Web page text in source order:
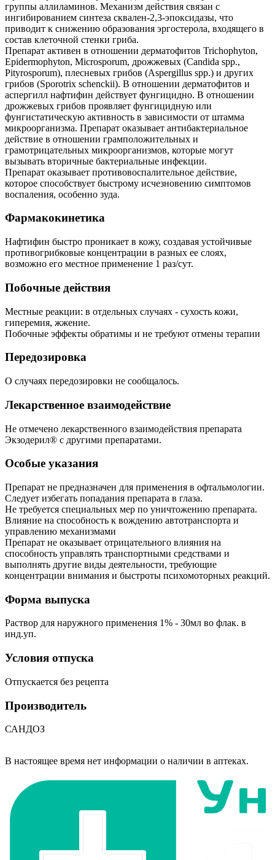
группы аллиламинов. Механизм действия связан с
ингибированием синтеза сквален-2,3-эпоксидазы, что
приводит к снижению образования эргостерола, входящего в
состав клеточной стенки гриба.
Препарат активен в отношении дерматофитов Trichophyton,
Epidermophyton, Microsporum, дрожжевых (Candida spp.,
Pityrosporum), плесневых грибов (Aspergillus spp.) и других
грибов (Sporotrix schenckii). В отношении дерматофитов и
аспергилл нафтифин действует фунгицидно. В отношении
дрожжевых грибов проявляет фунгицидную или
фунгистатическую активность в зависимости от штамма
микроорганизма. Препарат оказывает антибактериальное
действие в отношении грамположительных и
грамотрицательных микроорганизмов, которые могут
вызывать вторичные бактериальные инфекции.
Препарат оказывает противовоспалительное действие,
которое способствует быстрому исчезновению симптомов
воспаления, особенно зуда.
Фармакокинетика
Нафтифин быстро проникает в кожу, создавая устойчивые
противогрибковые концентрации в разных ее слоях,
возможно его местное применение 1 раз/сут.
Побочные действия
Местные реакции: в отдельных случаях - сухость кожи,
гиперемия, жжение.
Побочные эффекты обратимы и не требуют отмены терапии
Передозировка
О случаях передозировки не сообщалось.
Лекарственное взаимодействие
Не отмечено лекарственного взаимодействия препарата
Экзодерил® с другими препаратами.
Особые указания
Препарат не предназначен для применения в офтальмологии.
Следует избегать попадания препарата в глаза.
Не требуется специальных мер по уничтожению препарата.
Влияние на способность к вождению автотранспорта и
управлению механизмами
Препарат не оказывает отрицательного влияния на
способность управлять транспортными средствами и
выполнять другие виды деятельности, требующие
концентрации внимания и быстроты психомоторных реакций.
Форма выпуска
Раствор для наружного применения 1% - 30мл во флак. в
инд.уп.
Условия отпуска
Отпускается без рецепта
Производитель
САНДОЗ
В настоящее время нет информации о наличии в аптеках.